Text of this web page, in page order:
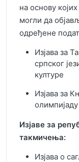
на основу
могли да
одређене
Изјава за
српског
културе
Изјава за
олимпијаду
Изјаве за
такмичења:
Изјава о